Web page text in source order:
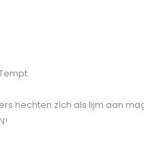
hechten zich als lijm aan